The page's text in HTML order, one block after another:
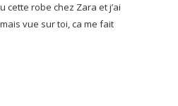
cette robe chez Zara et j’ai
vue sur toi, ca me fait